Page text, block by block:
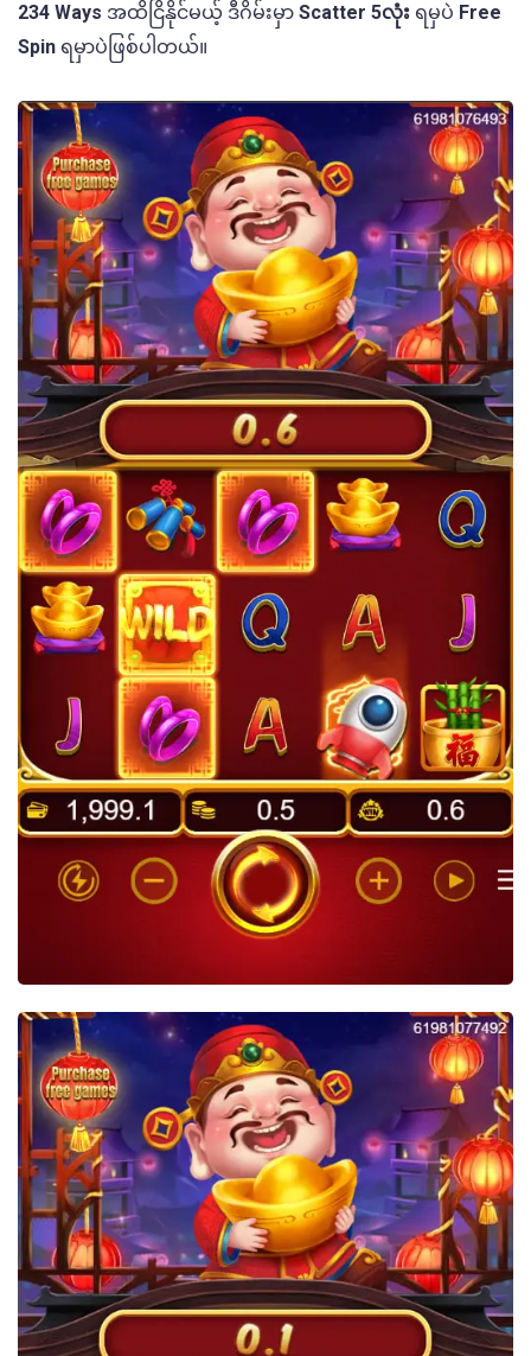
234 Ways အထိငြိနိုင်မယ့် ဒီဂိမ်းမှာ Scatter 5လုံး ရမှပဲ Free
Spin ရမှာပဲဖြစ်ပါတယ်။